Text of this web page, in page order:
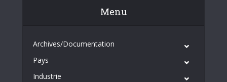
Menu
Archives/Documentation
Pays
Industrie